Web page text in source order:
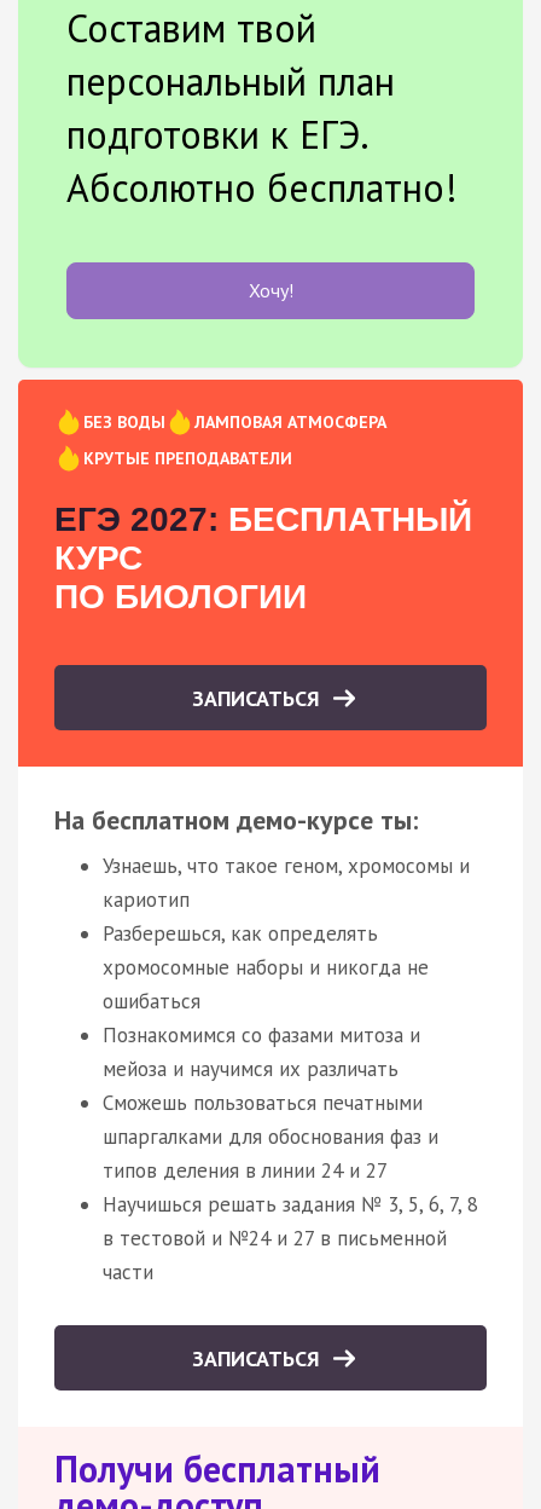
Составим твой
персональный план
подготовки к ЕГЭ.
Абсолютно бесплатно!
Хочу!
БЕЗ ВОДЫ
ЛАМПОВАЯ АТМОСФЕРА
КРУТЫЕ ПРЕПОДАВАТЕЛИ
ЕГЭ 2027: БЕСПЛАТНЫЙ
КУРС
ПО БИОЛОГИИ
ЗАПИСАТЬСЯ
На бесплатном демо-курсе ты:
Узнаешь, что такое геном, хромосомы и
кариотип
Разберешься, как определять
хромосомные наборы и никогда не
ошибаться
Познакомимся со фазами митоза и
мейоза и научимся их различать
Сможешь пользоваться печатными
шпаргалками для обоснования фаз и
типов деления в линии 24 и 27
Научишься решать задания № 3, 5, 6, 7, 8
в тестовой и №24 и 27 в письменной
части
ЗАПИСАТЬСЯ
Получи бесплатный